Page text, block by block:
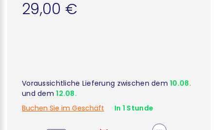
29,00 €
Voraussichtliche Lieferung zwischen dem10.08.
und dem12.08.
Buchen Sie im Geschäft
In 1 Stunde